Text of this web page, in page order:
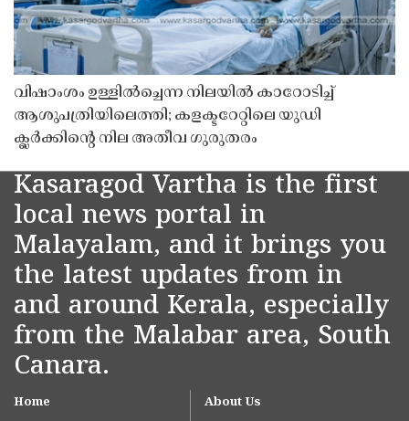
വിഷാംശം ഉള്ളിൽച്ചെന്ന നിലയിൽ കാറോടിച്ച്
ആശുപത്രിയിലെത്തി; കളക്ടറേറ്റിലെ യുഡി
ക്ലർക്കിൻ്റെ നില അതീവ ഗുരുതരം
Kasaragod Vartha is the first
local news portal in
Malayalam, and it brings you
the latest updates from in
and around Kerala, especially
from the Malabar area, South
Canara.
Home About Us